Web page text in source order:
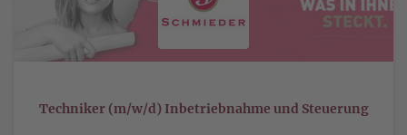
Techniker (m/w/d) Inbetriebnahme und Steuerung